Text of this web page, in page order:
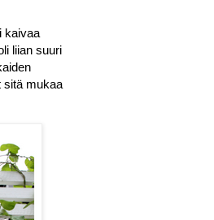
kaivaa
liian suuri
sitä mukaa